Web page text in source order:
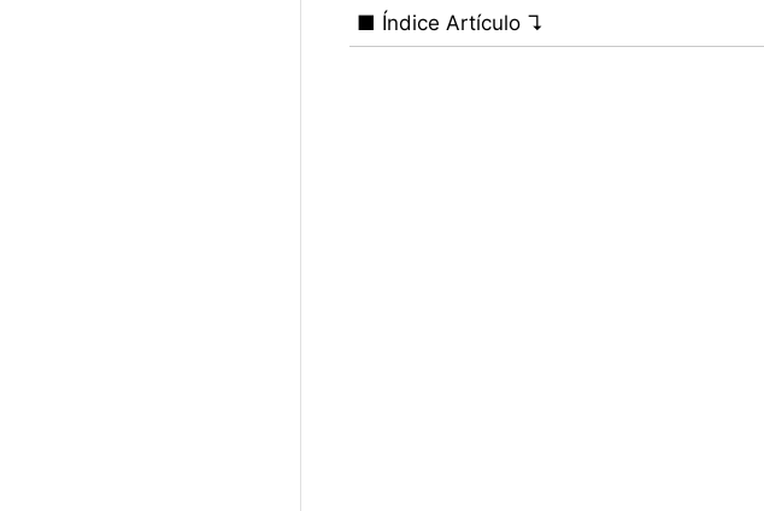
■ Índice Artículo ↴